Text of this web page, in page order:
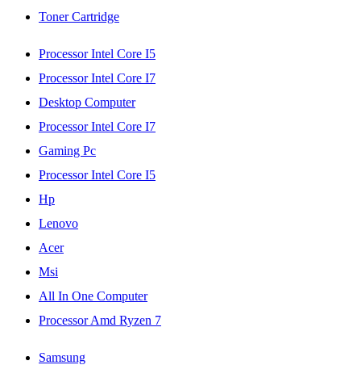
Toner Cartridge
Processor Intel Core I5
Processor Intel Core I7
Desktop Computer
Processor Intel Core I7
Gaming Pc
Processor Intel Core I5
Hp
Lenovo
Acer
Msi
All In One Computer
Processor Amd Ryzen 7
Samsung